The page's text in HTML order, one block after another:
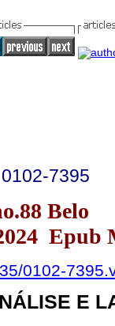
0102-7395
Belo
Epub
0102-
E